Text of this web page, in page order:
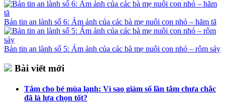
Bản tin an lành số 6: Ám ảnh của các bà mẹ nuôi con nhỏ – hăm tã
Bản tin an lành số 5: Ám ảnh của các bà mẹ nuôi con nhỏ – rôm sảy
Bài viết mới
Tắm cho bé mùa lạnh: Vì sao giảm số lần tắm chưa chắc
đã là lựa chọn tốt?